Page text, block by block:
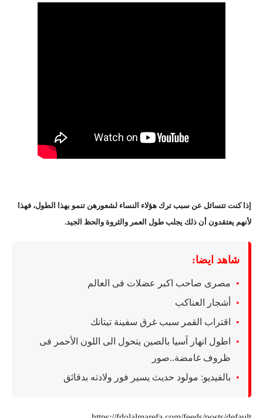
إذا كنت تتسائل عن سبب ترك هؤلاء النساء لشعورهن تنمو بهذا الطول، فهذا
لأنهم يعتقدون أن ذلك يجلب طول العمر والثروة والحظ الجيد.
شاهد ايضا:
مصرى صاحب اكبر عضلات فى العالم
أشجار العناكب
اقتراب القمر سبب غرق سفينة تيتانك
اطول انهار آسيا بالصين يتحول الى اللون الأحمر فى
ظروف غامضة..صور
بالفيديو: مولود حديث يسير فور ولادته بدقائق